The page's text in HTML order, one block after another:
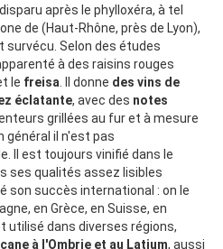
après le phylloxéra, à tel
de (Haut-Rhône, près de Lyon),
survécu. Selon des études
à des raisins rouges
le freisa . Il donne des vins de
éclatante, avec des notes
grillées au fur et à mesure
général il n'est pas
Il est toujours vinifié dans le
ses qualités assez lisibles
son succès international : on le
en Grèce, en Suisse, en
utilisé dans diverses régions,
à l'Ombrie et au Latium, aussi